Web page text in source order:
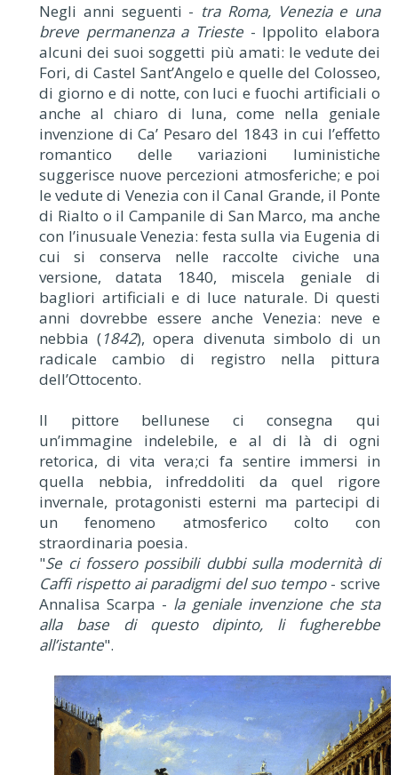
Negli anni seguenti - tra Roma, Venezia e una
breve permanenza a Trieste - Ippolito elabora
alcuni dei suoi soggetti più amati: le vedute dei
Fori, di Castel Sant’Angelo e quelle del Colosseo,
di giorno e di notte, con luci e fuochi artificiali o
anche al chiaro di luna, come nella geniale
invenzione di Ca’ Pesaro del 1843 in cui l’effetto
romantico delle variazioni luministiche
suggerisce nuove percezioni atmosferiche; e poi
le vedute di Venezia con il Canal Grande, il Ponte
di Rialto o il Campanile di San Marco, ma anche
con l’inusuale Venezia: festa sulla via Eugenia di
cui si conserva nelle raccolte civiche una
versione, datata 1840, miscela geniale di
bagliori artificiali e di luce naturale. Di questi
anni dovrebbe essere anche Venezia: neve e
nebbia (1842), opera divenuta simbolo di un
radicale cambio di registro nella pittura
dell’Ottocento.
Il pittore bellunese ci consegna qui
un’immagine indelebile, e al di là di ogni
retorica, di vita vera;ci fa sentire immersi in
quella nebbia, infreddoliti da quel rigore
invernale, protagonisti esterni ma partecipi di
un fenomeno atmosferico colto con
straordinaria poesia.
"Se ci fossero possibili dubbi sulla modernità di
Caffi rispetto ai paradigmi del suo tempo- scrive
Annalisa Scarpa - la geniale invenzione che sta
alla base di questo dipinto, li fugherebbe
all’istante".